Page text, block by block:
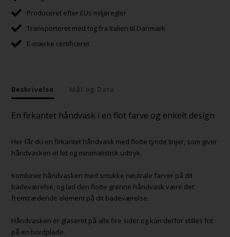
Produceret efter EUs miljøregler
Transporteret med tog fra Italien til Danmark
E-mærke certificeret
Beskrivelse Mål og Data
En firkantet håndvask i en flot farve og enkelt design
Her får du en firkantet håndvask med flotte tynde linjer, som giver
håndvasken et let og minimalistisk udtryk.
Kombiner håndvasken med smukke neutrale farver på dit
badeværelse, og lad den flotte grønne håndvask være det
fremtrædende element på dit badeværelse.
Håndvasken er glaseret på alle fire sider og kan derfor stilles frit
på en bordplade.